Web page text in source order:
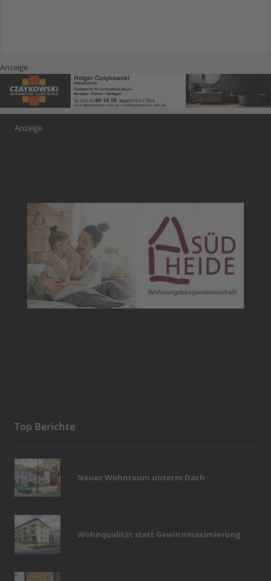
Anzeige
Anzeige
Top Berichte
Neuer Wohnraum unterm Dach
Wohnqualität statt Gewinnmaximierung